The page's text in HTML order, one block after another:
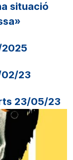
situació
2025
02/23
23/05/23